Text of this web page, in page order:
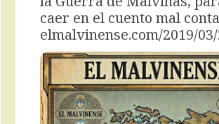
elmalvinense.com/2019/